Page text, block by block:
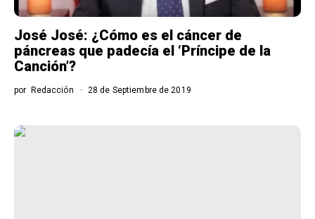
José José: ¿Cómo es el cáncer de
páncreas que padecía el ‘Príncipe de la
Canción’?
por Redacción 28 de Septiembre de 2019